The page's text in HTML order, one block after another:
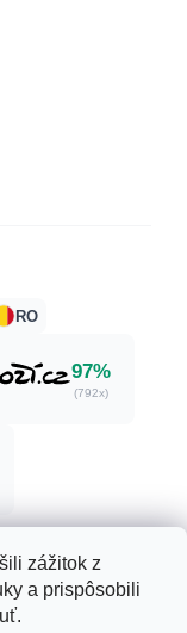
zážitok z
a prispôsobili
RO
97%
(792x)